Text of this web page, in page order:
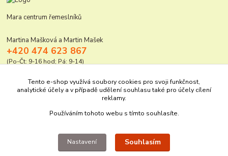
Mara centrum řemeslníků
Martina Mašková a Martin Mašek
+420 474 623 867
(Po-Čt: 9-16 hod; Pá: 9-14)
mara@elektro-naradi.cz
Upravit sběr cookies.
Tento e-shop využívá soubory cookies pro svoji funkčnost,
analytické účely a v případě udělení souhlasu také pro účely cílení
reklamy.
Používáním tohoto webu s tímto souhlasíte.
Nastavení Souhlasím